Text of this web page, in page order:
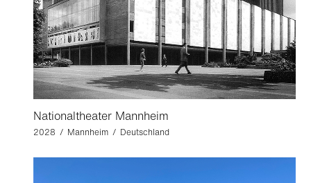
Nationaltheater Mannheim
2028 / Mannheim / Deutschland